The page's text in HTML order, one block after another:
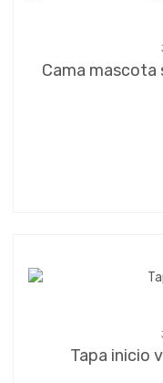
Cama
Tapa inicio